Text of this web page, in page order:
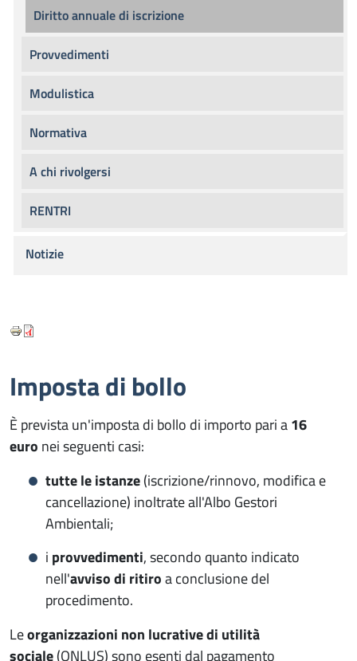
Imposta di bollo
È prevista un'imposta di bollo di importo pari a16
euro nei seguenti casi:
tutte le istanze(iscrizione/rinnovo, modifica e
cancellazione) inoltrate all'Albo Gestori
Ambientali;
i provvedimenti, secondo quanto indicato
nell'avviso di ritiroa conclusione del
procedimento.
Leorganizzazioni non lucrative di utilità
sociale(ONLUS) sono esenti dal pagamento
Diritto annuale di iscrizione
Provvedimenti
Modulistica
Normativa
A chi rivolgersi
RENTRI
Notizie